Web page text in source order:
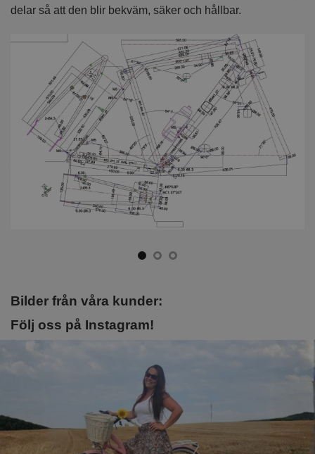
delar så att den blir bekväm, säker och hållbar.
Bilder från våra kunder:
Följ oss på Instagram!